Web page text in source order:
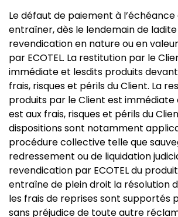
Le défaut de paiement à
entraîner, dès le lendemain de
revendication en nature ou en
par ECOTEL. La restitution par le
immédiate et lesdits produits
frais, risques et périls du Client. La
produits par le Client est immédiate
est aux frais, risques et périls du
dispositions sont notamment
procédure collective telle que
redressement ou de liquidation
revendication par ECOTEL du
entraîne de plein droit la résolution
les frais de reprises sont supportés
sans préjudice de toute autre